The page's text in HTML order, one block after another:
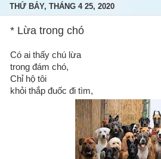
THỨ BẢY, THÁNG 4 25, 2020
* Lừa trong chó
Có ai thấy chú lừa
trong đám chó,
Chỉ hộ tôi
khỏi thắp đuốc đi tìm,